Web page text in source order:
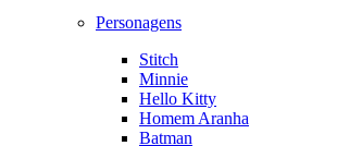
Personagens
Stitch
Minnie
Hello Kitty
Homem Aranha
Batman